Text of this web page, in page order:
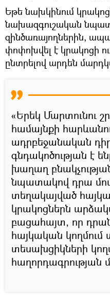
Եթե նախկինում
նախազգուշական
զինծառայողներին,
փոփոխվել է կրակոցի
ընտրելով արդեն
«Երեկ Մարտունու
համայնքի
ադրբեջանական
գնդակոծության է
խաղաղ
նպատակով դրա
տեղակայված
կրակոցներն
բացահայտ, որ
հայկական
տեսախցիկների
հաղորդագրության